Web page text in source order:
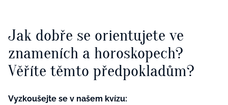
Jak dobře se orientujete ve
znameních a horoskopech?
Věříte těmto předpokladům?
Vyzkoušejte se v našem kvízu: